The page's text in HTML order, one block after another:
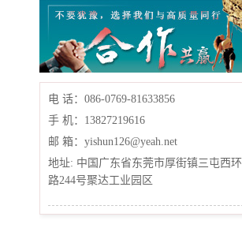
电 话：086-0769-81633856
手 机：13827219616
邮 箱：yishun126@yeah.net
地址: 中国广东省东莞市厚街镇三屯西环
路244号聚达工业园区